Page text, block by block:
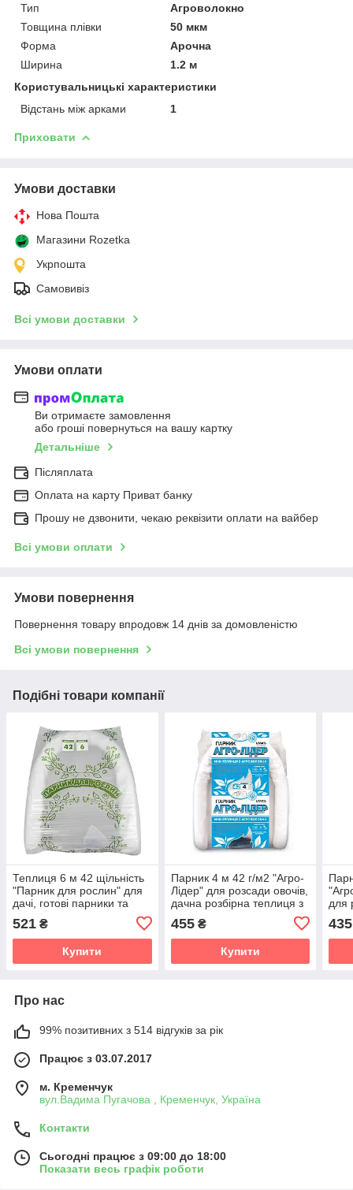
Тип
Агроволокно
Товщина плівки
50 мкм
Форма
Арочна
Ширина
1.2 м
Користувальницькі характеристики
Відстань між арками
1
Приховати
Умови доставки
Нова Пошта
Магазини Rozetka
Укрпошта
Самовивіз
Всі умови доставки
Умови оплати
Ви отримаєте замовлення
або гроші повернуться на вашу картку
Детальніше
Післяплата
Оплата на карту Приват банку
Прошу не дзвонити, чекаю реквізити оплати на вайбер
Всі умови оплати
Умови повернення
Повернення товару впродовж 14 днів за домовленістю
Всі умови повернення
Подібні товари компанії
Теплиця 6 м 42 щільність
"Парник для рослин" для
дачі, готові парники та
521 ₴
Купити
Парник 4 м 42 г/м2 "Агро-
Лідер" для розсади овочів,
дачна розбірна теплиця з
455₴
Купити
для
435
Про нас
99% позитивних з 514 відгуків за рік
Працює з 03.07.2017
м. Кременчук
вул.Вадима Пугачова , Кременчук, Україна
Контакти
Сьогодні працює з 09:00 до 18:00
Показати весь графік роботи